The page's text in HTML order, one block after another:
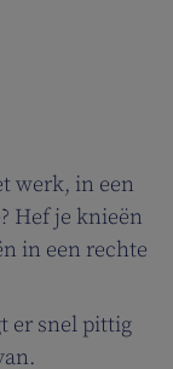
werk, in een
Hef je knieën
in een rechte
er snel pittig